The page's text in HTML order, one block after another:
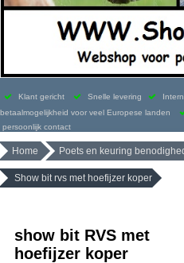
Klant gericht Snelle levering
betaalmogelijkheid voor veel Europese landen
persoonlijk contact
Home Poets en keuring
Show bit rvs met hoefijzer koper
show bit RVS met
hoefijzer koper